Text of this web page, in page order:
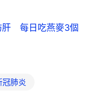
肝 每日吃燕麥3個
冠肺炎